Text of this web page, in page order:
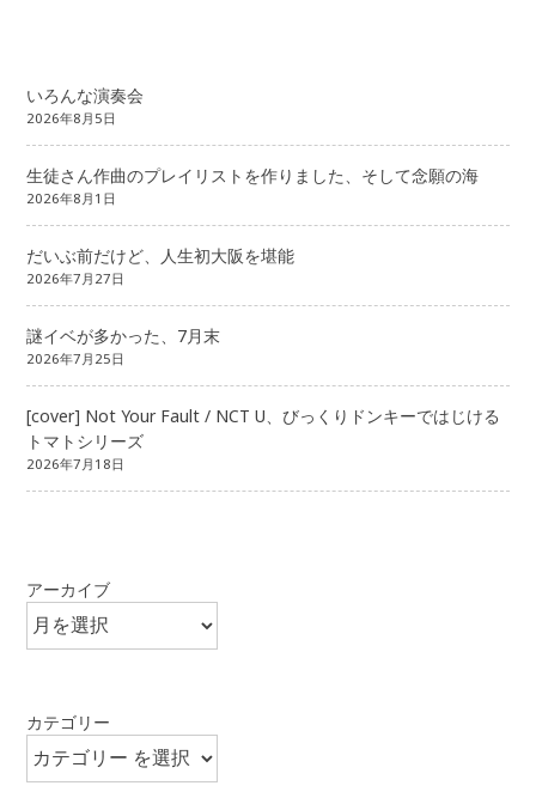
いろんな演奏会
2026年8月5日
生徒さん作曲のプレイリストを作りました、そして念願の海
2026年8月1日
だいぶ前だけど、人生初大阪を堪能
2026年7月27日
謎イベが多かった、7月末
2026年7月25日
[cover] Not Your Fault / NCT U、びっくりドンキーではじける
トマトシリーズ
2026年7月18日
アーカイブ
カテゴリー